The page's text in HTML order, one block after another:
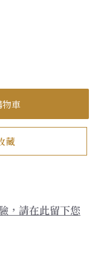
，請在此留下您
物車
藏